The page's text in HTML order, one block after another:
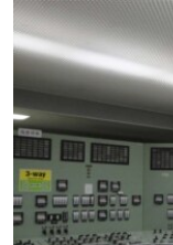
поиску
НАГОРНЫЙ
КУЛЬТУРА
СПОРТ
АРХИВ
Հայերեն
English